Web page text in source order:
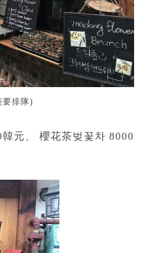
要排隊)
元、 櫻花茶벚꽃차 8000